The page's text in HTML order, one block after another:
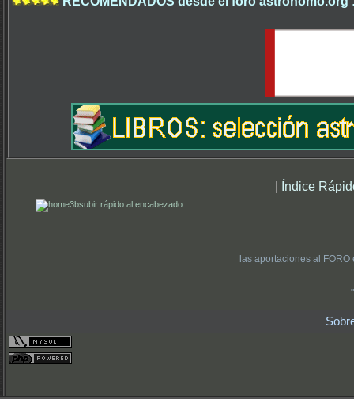
| Índice
subir rápido al encabezado
las aportaciones al